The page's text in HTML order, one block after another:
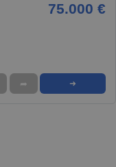
75.000 €
➦ ➜